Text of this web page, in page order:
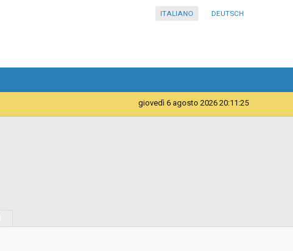
ITALIANO DEUTSCH
giovedì 6 agosto 2026 20:11:25